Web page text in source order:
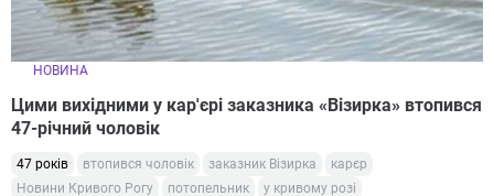
НОВИНА
Цими вихідними у кар'єрі заказника «Візирка» втопився
47-річний чоловік
47 років втопився чоловік заказник Візирка
карєр
Новини Кривого Рогу
потопельник у кривому розі